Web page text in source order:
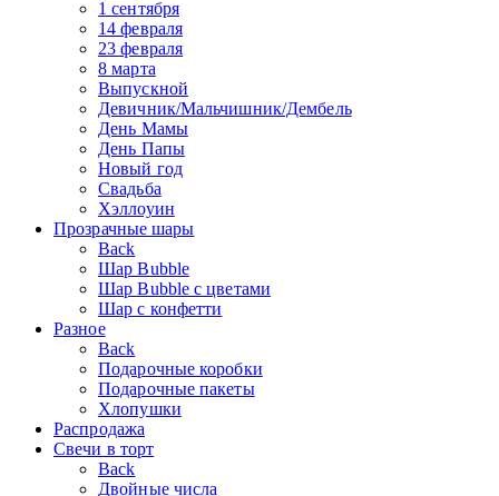
1 сентября
14 февраля
23 февраля
8 марта
Выпускной
Девичник/Мальчишник/Дембель
День Мамы
День Папы
Новый год
Свадьба
Хэллоуин
Прозрачные шары
Back
Шар Bubble
Шар Bubble с цветами
Шар с конфетти
Разное
Back
Подарочные коробки
Подарочные пакеты
Хлопушки
Распродажа
Свечи в торт
Back
Двойные числа